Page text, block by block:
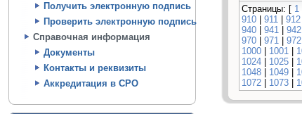
Получить электронную подпись
Проверить электронную подпись
Справочная информация
Документы
Контакты и реквизиты
Аккредитация в СРО
Страницы: [ 1
910 | 911 | 912
940 | 941 | 942
970 | 971 | 972
1000 | 1001 |
1024 | 1025 |
1048 | 1049 |
1072 | 1073 |